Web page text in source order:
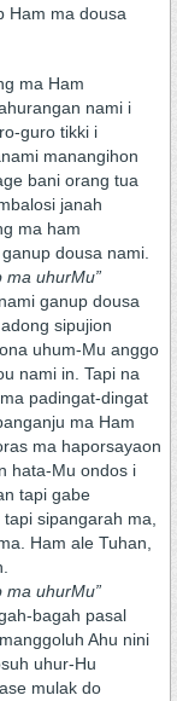
Ham ma dousa
ma Ham
nami i
guro tikki i
manangihon
bani orang tua
janah
ma ham
dousa nami.
ma uhurMu”
ganup dousa
sipujion
uhum-Mu anggo
nami in. Tapi na
padingat-dingat
ma Ham
ma haporsayaon
hata-Mu ondos i
tapi gabe
sipangarah ma,
Ham ale Tuhan,
ma uhurMu”
bagah pasal
Ahu nini
uhur-Hu
mulak do